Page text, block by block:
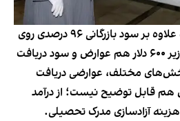
دولت می‌خواهد سال آینده علاوه بر سود بازرگانی ۹۶ درصدی روی
گوشی آیفون، از گوشی‌های زیر ۶۰۰ دلار هم عوارض و سود دریافت
مختلف، عوارضی دریافت
هم قابل توضیح نیست؛ از درآمد
آزادسازی مدرک تحصیلی.